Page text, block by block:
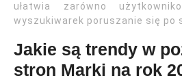
ułatwia zarówno
wyszukiwarek poruszanie się po
Jakie są trendy w
stron Marki na rok